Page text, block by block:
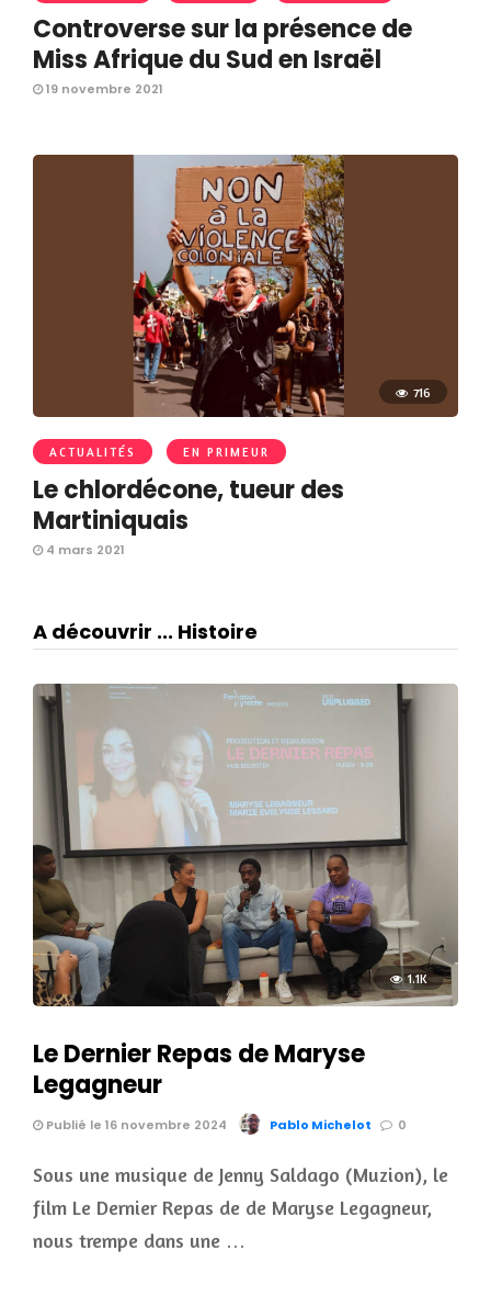
Controverse sur la présence de
Miss Afrique du Sud en Israël
19 novembre 2021
716
ACTUALITÉS EN PRIMEUR
Le chlordécone, tueur des
Martiniquais
4 mars 2021
A découvrir ... Histoire
1.1K
Le Dernier Repas de Maryse
Legagneur
Publié le 16 novembre 2024 Pablo Michelot 0
Sous une musique de Jenny Saldago (Muzion), le
film Le Dernier Repas de de Maryse Legagneur,
nous trempe dans une …